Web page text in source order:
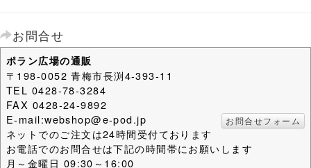
お問合せ
ポラン広場の通販
〒198-0052 青梅市長渕4-393-11
TEL 0428-78-3284
FAX 0428-24-9892
E-mail:webshop@e-pod.jp
お問合せフォーム
ネットでのご注文は24時間受付ております
お電話でのお問合せは下記の時間帯にお願いします
月～金曜日 09:30～16:00